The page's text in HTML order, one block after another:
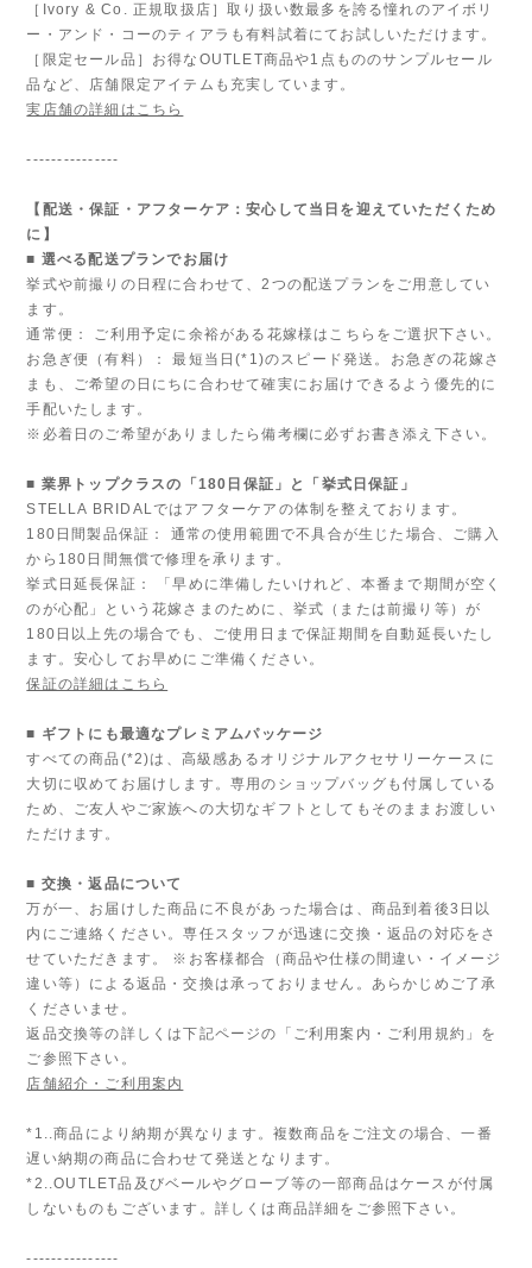
［Ivory & Co. 正規取扱店］取り扱い数最多を誇る憧れのアイボリ
ー・アンド・コーのティアラも有料試着にてお試しいただけます。
［限定セール品］お得なOUTLET商品や1点もののサンプルセール
品など、店舗限定アイテムも充実しています。
実店舗の詳細はこちら
---------------
【配送・保証・アフターケア：安心して当日を迎えていただくため
に】
■ 選べる配送プランでお届け
挙式や前撮りの日程に合わせて、2つの配送プランをご用意してい
ます。
通常便： ご利用予定に余裕がある花嫁様はこちらをご選択下さい。
お急ぎ便（有料）： 最短当日(*1)のスピード発送。お急ぎの花嫁さ
まも、ご希望の日にちに合わせて確実にお届けできるよう優先的に
手配いたします。
※必着日のご希望がありましたら備考欄に必ずお書き添え下さい。
■ 業界トップクラスの「180日保証」と「挙式日保証」
STELLA BRIDALではアフターケアの体制を整えております。
180日間製品保証： 通常の使用範囲で不具合が生じた場合、ご購入
から180日間無償で修理を承ります。
挙式日延長保証： 「早めに準備したいけれど、本番まで期間が空く
のが心配」という花嫁さまのために、挙式（または前撮り等）が
180日以上先の場合でも、ご使用日まで保証期間を自動延長いたし
ます。安心してお早めにご準備ください。
保証の詳細はこちら
■ ギフトにも最適なプレミアムパッケージ
すべての商品(*2)は、高級感あるオリジナルアクセサリーケースに
大切に収めてお届けします。専用のショップバッグも付属している
ため、ご友人やご家族への大切なギフトとしてもそのままお渡しい
ただけます。
■ 交換・返品について
万が一、お届けした商品に不良があった場合は、商品到着後3日以
内にご連絡ください。専任スタッフが迅速に交換・返品の対応をさ
せていただきます。 ※お客様都合（商品や仕様の間違い・イメージ
違い等）による返品・交換は承っておりません。あらかじめご了承
くださいませ。
返品交換等の詳しくは下記ページの「ご利用案内・ご利用規約」を
ご参照下さい。
店舗紹介・ご利用案内
*1..商品により納期が異なります。複数商品をご注文の場合、一番
遅い納期の商品に合わせて発送となります。
*2..OUTLET品及びベールやグローブ等の一部商品はケースが付属
しないものもございます。詳しくは商品詳細をご参照下さい。
---------------